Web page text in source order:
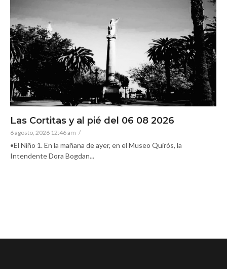
Las Cortitas y al pié del 06 08 2026
6 agosto, 2026 12:46 am /
•El Niño 1. En la mañana de ayer, en el Museo Quirós, la
Intendente Dora Bogdan...